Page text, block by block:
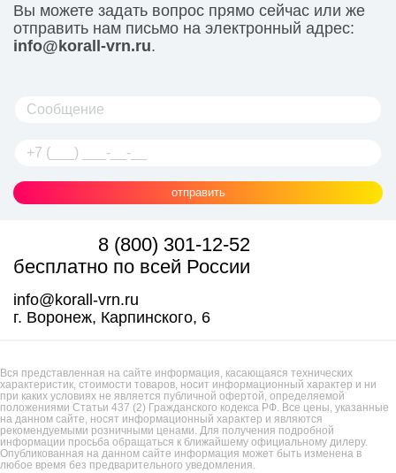
Вы можете задать вопрос прямо сейчас или же
отправить нам письмо на электронный адрес:
info@korall-vrn.ru.
отправить
8 (800) 301-12-52
бесплатно по всей России
info@korall-vrn.ru
г. Воронеж, Карпинского, 6
Вся представленная на сайте информация, касающаяся технических
характеристик, стоимости товаров, носит информационный характер и ни
при каких условиях не является публичной офертой, определяемой
положениями Статьи 437 (2) Гражданского кодекса РФ. Все цены, указанные
на данном сайте, носят информационный характер и являются
рекомендуемыми розничными ценами. Для получения подробной
информации просьба обращаться к ближайшему официальному дилеру.
Опубликованная на данном сайте информация может быть изменена в
любое время без предварительного уведомления.